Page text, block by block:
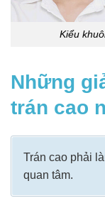
Kiểu
Những
trán cao
Trán cao phải
quan tâm.